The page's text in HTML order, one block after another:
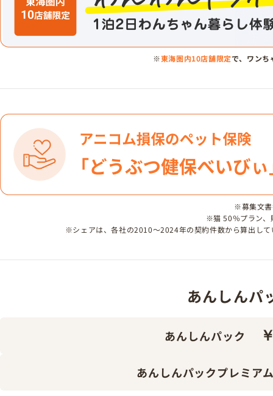
※東海圏内10店舗限定で、ワンち
※募集文
※猫 50％プラン、
※シェアは、各社の2010～2024年の契約件数から算出し
あんしんパ
あんしんパック
あんしんパックプレミアム